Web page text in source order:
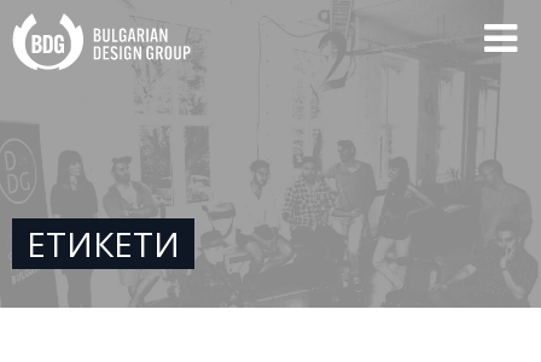
ЕТИКЕТИ